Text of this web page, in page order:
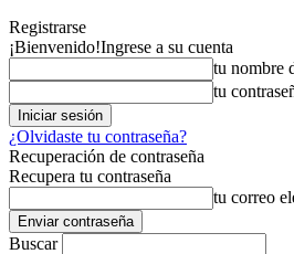
Registrarse
¡Bienvenido!Ingrese a su cuenta
tu nombre
tu
¿Olvidaste tu contraseña?
Recuperación de contraseña
Recupera tu contraseña
tu correo
Buscar